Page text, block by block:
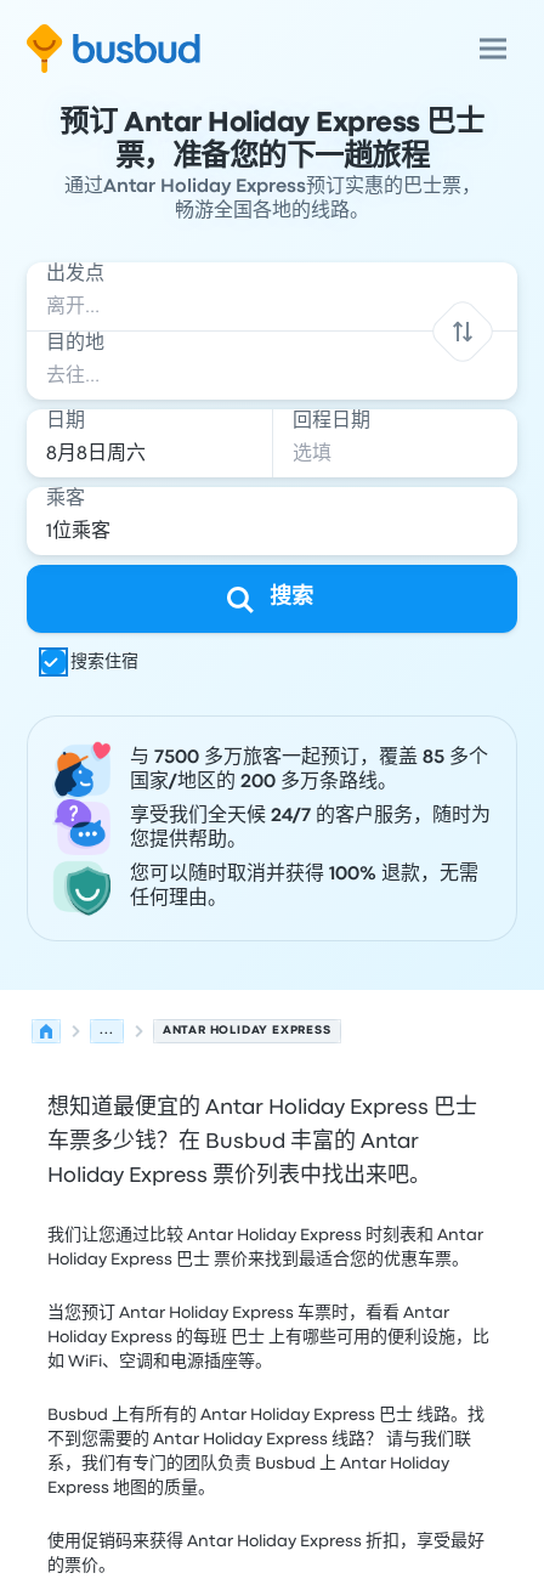
预订 Antar Holiday Express 巴士
票，准备您的下一趟旅程
通过Antar Holiday Express预订实惠的巴士票，
畅游全国各地的线路。
出发点
目的地
日期 回程日期
乘客
搜索
搜索住宿
与 7500 多万旅客一起预订，覆盖 85 多个
国家/地区的 200 多万条路线。
享受我们全天候 24/7 的客户服务，随时为
您提供帮助。
您可以随时取消并获得 100% 退款，无需
任何理由。
... ANTAR HOLIDAY EXPRESS
想知道最便宜的 Antar Holiday Express 巴士
车票多少钱？在 Busbud 丰富的 Antar
Holiday Express 票价列表中找出来吧。
我们让您通过比较 Antar Holiday Express 时刻表和 Antar
Holiday Express 巴士 票价来找到最适合您的优惠车票。
当您预订 Antar Holiday Express 车票时，看看 Antar
Holiday Express 的每班 巴士 上有哪些可用的便利设施，比
如 WiFi、空调和电源插座等。
Busbud 上有所有的 Antar Holiday Express 巴士 线路。找
不到您需要的 Antar Holiday Express 线路？ 请与我们联
系，我们有专门的团队负责 Busbud 上 Antar Holiday
Express 地图的质量。
使用促销码来获得 Antar Holiday Express 折扣，享受最好
的票价。